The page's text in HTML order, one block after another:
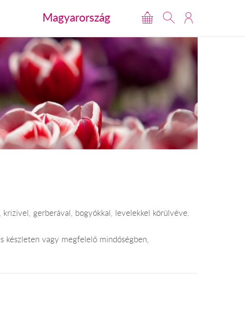
Magyarország
krizivel, gerberával, bogyókkal, levelekkel körülvéve.
készleten vagy megfelelő mindőségben,